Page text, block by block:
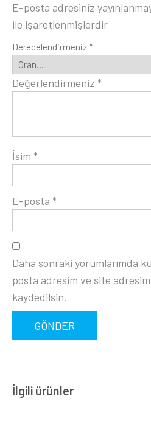
E-posta adresiniz
ile işaretlenmişlerdir
Derecelendirmeniz *
Değerlendirmeniz *
İsim *
E-posta *
Daha sonraki yorumlarımda
posta adresim ve site adresim
kaydedilsin.
İlgili ürünler